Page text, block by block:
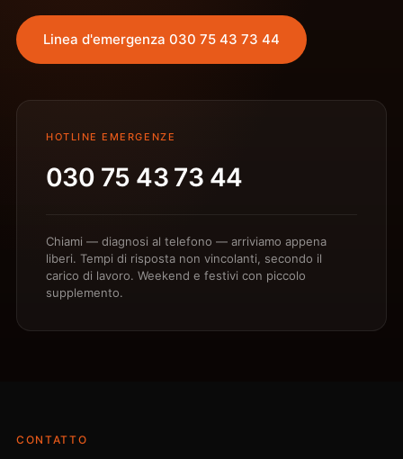
Linea d'emergenza 030 75 43 73 44
HOTLINE EMERGENZE
030 75 43 73 44
Chiami — diagnosi al telefono — arriviamo appena
liberi. Tempi di risposta non vincolanti, secondo il
carico di lavoro. Weekend e festivi con piccolo
supplemento.
CONTATTO